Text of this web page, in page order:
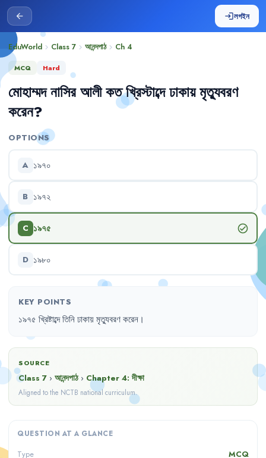
arrow_back loginলগইন
EduWorld chevron_right Class 7 chevron_right আনন্দপাঠchevron_right Ch 4
MCQ Hard
মোহাম্মদ নাসির আলী কত খ্রিস্টাব্দে ঢাকায় মৃত্যুবরণ
করেন?
OPTIONS
A ১৯৭০
B ১৯৭২
C ১৯৭৫ check_circle
D ১৯৮০
KEY POINTS
১৯৭৫ খ্রিষ্টাব্দেতিনিঢাকায়মৃত্যুবরণকরেন ।
SOURCE
Class 7 › আনন্দপাঠ › Chapter 4:দীক্ষা
Aligned to the NCTB national curriculum.
QUESTION AT A GLANCE
Type MCQ